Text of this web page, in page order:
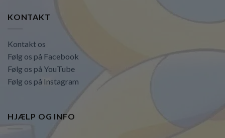
KONTAKT
Kontakt os
Følg os på Facebook
Følg os på YouTube
Følg os på Instagram
HJÆLP OG INFO